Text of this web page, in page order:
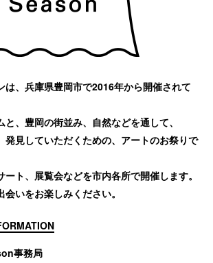
は、兵庫県豊岡市で2016年から開催されて
、豊岡の街並み、自然などを通して、
発見していただくための、アートのお祭りで
ト、展覧会などを市内各所で開催します。
いをお楽しみください。
事務局